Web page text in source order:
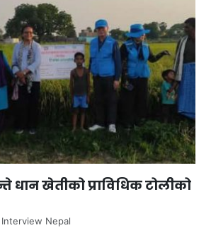
धान खेतीको प्राविधिक टोलीको
Interview Nepal